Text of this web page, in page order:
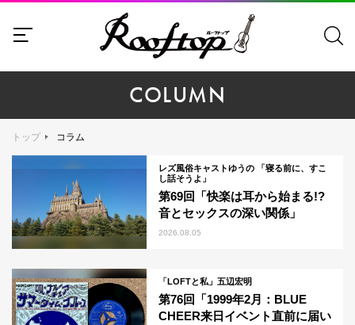
COLUMN
トップ コラム
レズ風俗キャストゆうの 「寝る前に、すこ
し話そうよ」
第69回「快楽は耳から始まる!?
音とセックスの深い関係」
2026.08.05
「LOFTと私」五辺宏明
第76回「1999年2月：BLUE
CHEER来日イベント直前に届い